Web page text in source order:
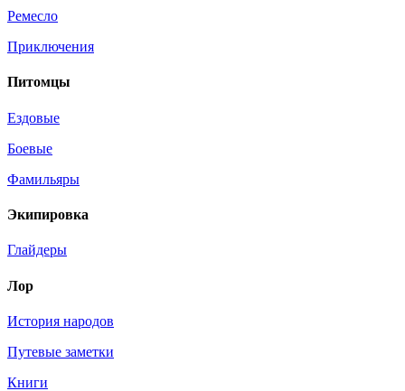
Ремесло
Приключения
Питомцы
Ездовые
Боевые
Фамильяры
Экипировка
Глайдеры
Лор
История народов
Путевые заметки
Книги